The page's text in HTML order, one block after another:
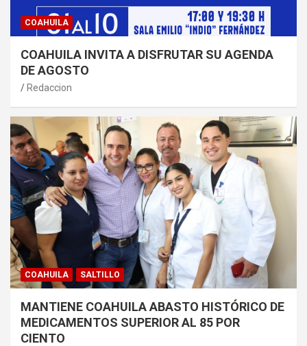
COAHUILA
COAHUILA INVITA A DISFRUTAR SU AGENDA
DE AGOSTO
Redaccion
COAHUILA SALTILLO
MANTIENE COAHUILA ABASTO HISTÓRICO DE
MEDICAMENTOS SUPERIOR AL 85 POR
CIENTO